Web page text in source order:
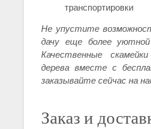
транспортировки
Не упустите
дачу еще более
Качественные
дерева вместе с
заказывайте сейчас на
Заказ и